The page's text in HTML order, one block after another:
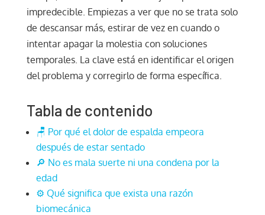
impredecible. Empiezas a ver que no se trata solo
de descansar más, estirar de vez en cuando o
intentar apagar la molestia con soluciones
temporales. La clave está en identificar el origen
del problema y corregirlo de forma específica.
Tabla de contenido
🪑 Por qué el dolor de espalda empeora
después de estar sentado
🔎 No es mala suerte ni una condena por la
edad
⚙️ Qué significa que exista una razón
biomecánica